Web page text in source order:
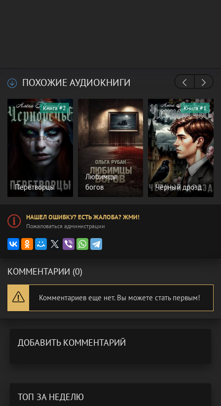
ПОХОЖИЕ АУДИОКНИГИ
Перетворцы
Книга #2
Любимцы
богов
Чёрный дрозд
Книга #1
НАШЕЛ ОШИБКУ? ЕСТЬ ЖАЛОБА? ЖМИ!
Пожаловаться администрации
КОММЕНТАРИИ (0)
Комментариев еще нет. Вы можете стать первым!
ДОБАВИТЬ КОММЕНТАРИЙ
ТОП ЗА НЕДЕЛЮ